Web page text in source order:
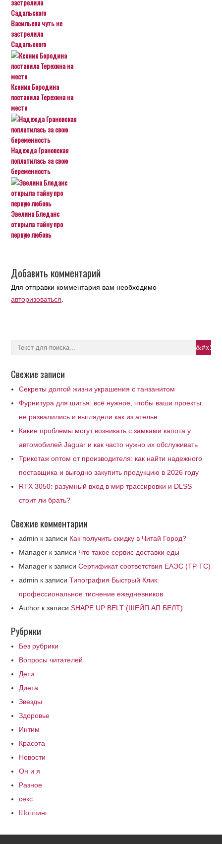
Васильева чуть не
застрелила
Садальского
Ксения Бородина
поставила Терехина на
место
Надежда Грановская
поплатилась за свою
беременность
Эвелина Бледанс
открыла тайну про
первую любовь
Добавить комментарий
Для отправки комментария вам необходимо
авторизоваться
Свежие записи
Секреты долгой жизни украшения с танзанитом
Фурнитура для шитья: всё нужное, чтобы ваши проекты
не развалились и выглядели как из ателье
Какие проблемы могут возникать с замками капота у
автомобилей Jaguar и как часто нужно их обслуживать
Трикотаж оптом от производителя: как найти надежного
поставщика и выгодно закупить продукцию в 2026 году
RTX 3050: разумный вход в мир трассировки и DLSS —
стоит ли брать?
Свежие комментарии
admin к записи Как получить скидку в Читай Город?
Manager к записи Что такое сервис доставки еды
Manager к записиСертификат соответствия ЕАЭС (ТР ТС)
admin к записиТипография Быстрый Клик:
профессиональное тиснение ежедневников
Author к записиSHAPE UP BELT (ШЕЙП АП БЕЛТ)
Рубрики
Без рубрики
Вопросы читателей
Дети
Диета
Звезды
Здоровье
Интим
Красота
Новости
Он и я
Разное
секс
Шоппинг